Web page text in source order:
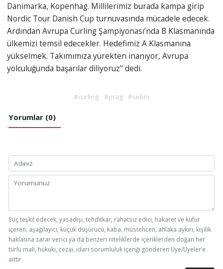
Danimarka, Kopenhag. Millilerimiz burada kampa girip
Nordic Tour Danish Cup turnuvasında mücadele edecek.
Ardından Avrupa Curling Şampiyonası’nda B Klasmanında
ülkemizi temsil edecekler. Hedefimiz A Klasmanına
yükselmek. Takımımıza yürekten inanıyor, Avrupa
yolculuğunda başarılar diliyoruz" dedi.
#curling #prag #sebin
Yorumlar (0)
Suç teşkil edecek, yasadışı, tehditkar, rahatsız edici, hakaret ve küfür
içeren, aşağılayıcı, küçük düşürücü, kaba, müstehcen, ahlaka aykırı, kişilik
haklarına zarar verici ya da benzeri niteliklerde içeriklerden doğan her
türlü mali, hukuki, cezai, idari sorumluluk içeriği gönderen Üye/Üyeler’e
aittir.